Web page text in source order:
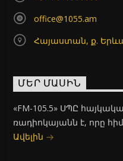
office@1055.am
Հայաստան, ք.
ՄԵՐ ՄԱՍԻՆ
«FM-105.5» ՍՊԸ
ռադիոկայանն է, որը
Ավելին